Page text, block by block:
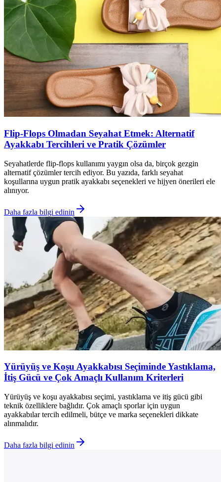
Flip-Flops Olmadan Seyahat Etmek: Alternatif
Ayakkabı Tercihleri ve Pratik Çözümler
Seyahatlerde flip-flops kullanımı yaygın olsa da, birçok gezgin
alternatif çözümler tercih ediyor. Bu yazıda, farklı seyahat
koşullarına uygun pratik ayakkabı seçenekleri ve hijyen önerileri ele
alınıyor.
Daha fazla bilgi edinin
Yürüyüş ve Koşu Ayakkabısı Seçiminde Yastıklama,
İtiş Gücü ve Çok Amaçlı Kullanım Kriterleri
Yürüyüş ve koşu ayakkabısı seçimi, yastıklama ve itiş gücü gibi
teknik özelliklere bağlıdır. Çok amaçlı sporlar için uygun
ayakkabılar tercih edilmeli, bütçe ve marka seçenekleri dikkate
alınmalıdır.
Daha fazla bilgi edinin